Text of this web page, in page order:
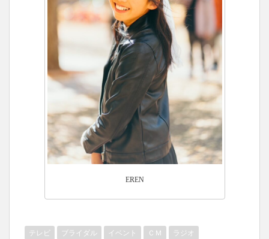
EREN
テレビ ブライダル イベント ＣＭ ラジオ